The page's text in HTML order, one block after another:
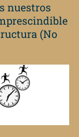
nuestros
(No